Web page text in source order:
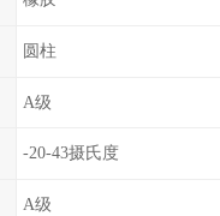
圆柱
A级
-20-43摄氏度
A级